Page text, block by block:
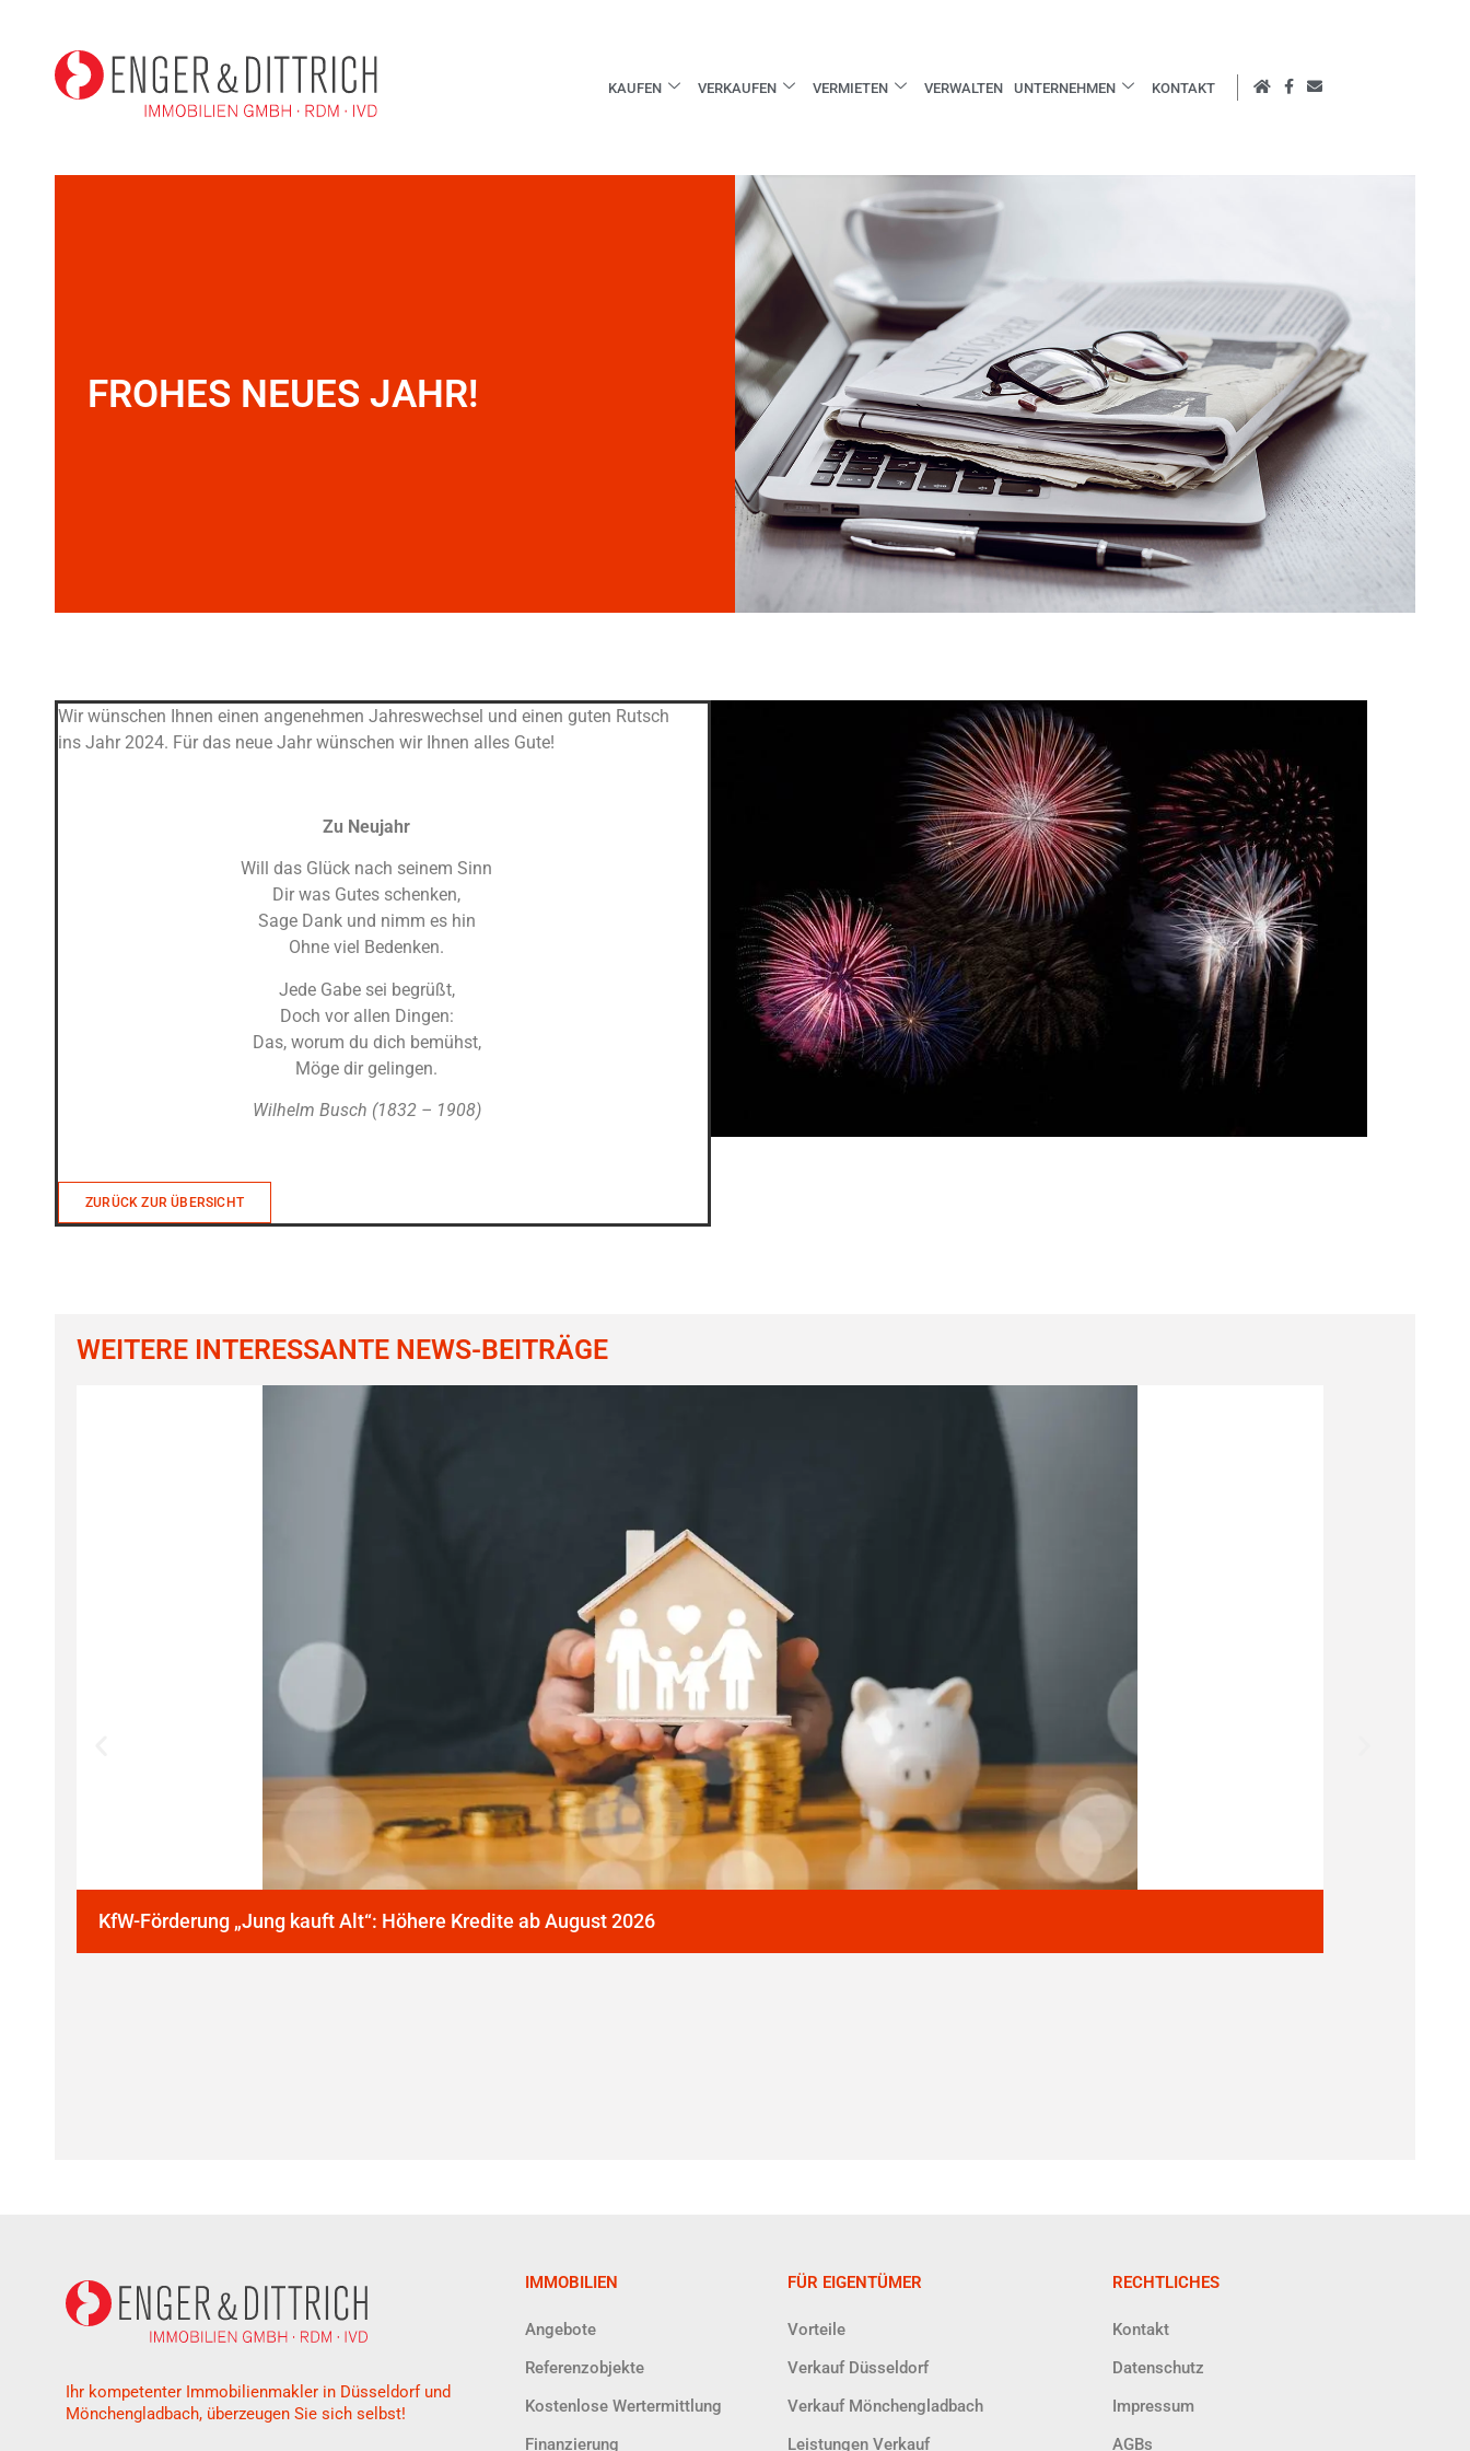
KAUFEN VERKAUFEN VERMIETEN VERWALTEN UNTERNEHMEN KONTAKT
FROHES NEUES JAHR!
Wir wünschen Ihnen einen angenehmen Jahreswechsel und einen guten Rutsch
ins Jahr 2024. Für das neue Jahr wünschen wir Ihnen alles Gute!
Zu Neujahr
Will das Glück nach seinem Sinn
Dir was Gutes schenken,
Sage Dank und nimm es hin
Ohne viel Bedenken.
Jede Gabe sei begrüßt,
Doch vor allen Dingen:
Das, worum du dich bemühst,
Möge dir gelingen.
Wilhelm Busch (1832 – 1908)
ZURÜCK ZUR ÜBERSICHT
WEITERE INTERESSANTE NEWS-BEITRÄGE
KfW-Förderung „Jung kauft Alt“: Höhere Kredite ab August 2026
Ihr kompetenter Immobilienmakler in Düsseldorf und
Mönchengladbach, überzeugen Sie sich selbst!
IMMOBILIEN
Angebote
Referenzobjekte
Kostenlose Wertermittlung
Finanzierung
FÜR EIGENTÜMER
Vorteile
Verkauf Düsseldorf
Verkauf Mönchengladbach
Leistungen Verkauf
RECHTLICHES
Kontakt
Datenschutz
Impressum
AGBs